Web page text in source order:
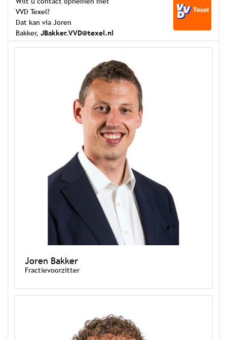
VVD Texel?
Dat kan via Joren
Bakker, JBakker.VVD@texel.nl
Joren Bakker
Fractievoorzitter